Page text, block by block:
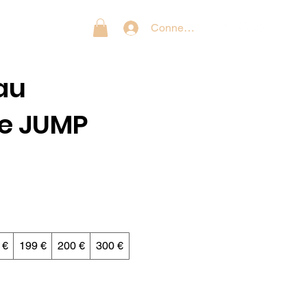
Connexion
JUMP
€ 199 € 200 €
300 €